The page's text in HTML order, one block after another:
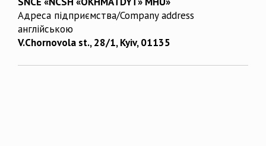
Адреса підприємства/Company address
англійською
V.Chornovola st., 28/1, Kyiv, 01135